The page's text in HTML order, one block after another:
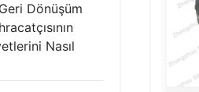
Dönüşüm
Nasıl